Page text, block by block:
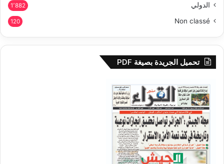
الدولي 1٬882
Non classé
120
تحميل الجريدة بصيغة PDF